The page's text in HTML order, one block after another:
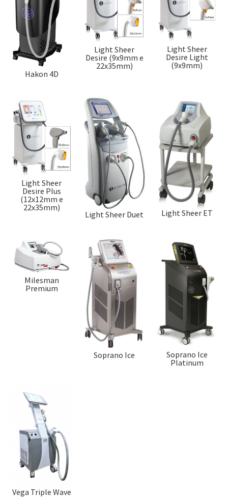
Hakon 4D
Light Sheer
Desire (9x9mm e
22x35mm)
Light Sheer
Desire Light
(9x9mm)
Light Sheer
Desire Plus
(12x12mm e
22x35mm)
Light Sheer Duet Light Sheer ET
Milesman
Premium
Soprano Ice
Soprano Ice
Platinum
Vega Triple Wave